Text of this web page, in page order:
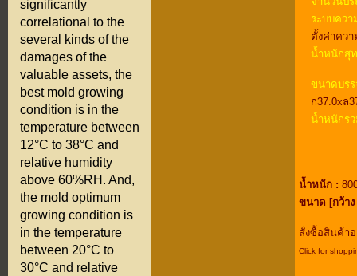
significantly
correlational to the
several kinds of the
damages of the
valuable assets, the
best mold growing
condition is in the
temperature between
12°C to 38°C and
relative humidity
above 60%RH. And,
the mold optimum
growing condition is
in the temperature
between 20°C to
30°C and relative
ระบบคว
ตั้งค่าคว
น้ำหนักสุ
ขนาดบร
ก37.0xล
น้ำหนักร
น้ำหนัก :
ขนาด [กว้า
สั่งซื้อสินค้า
Click for